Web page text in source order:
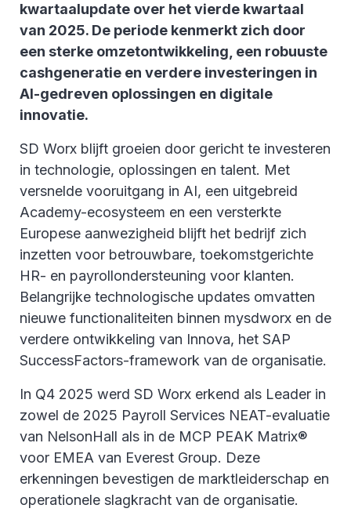
kwartaalupdate over het vierde kwartaal
van 2025. De periode kenmerkt zich door
een sterke omzetontwikkeling, een robuuste
cashgeneratie en verdere investeringen in
AI-gedreven oplossingen en digitale
innovatie.
SD Worx blijft groeien door gericht te investeren
in technologie, oplossingen en talent. Met
versnelde vooruitgang in AI, een uitgebreid
Academy-ecosysteem en een versterkte
Europese aanwezigheid blijft het bedrijf zich
inzetten voor betrouwbare, toekomstgerichte
HR- en payrollondersteuning voor klanten.
Belangrijke technologische updates omvatten
nieuwe functionaliteiten binnen mysdworx en de
verdere ontwikkeling van Innova, het SAP
SuccessFactors-framework van de organisatie.
In Q4 2025 werd SD Worx erkend als Leader in
zowel de 2025 Payroll Services NEAT-evaluatie
van NelsonHall als in de MCP PEAK Matrix®
voor EMEA van Everest Group. Deze
erkenningen bevestigen de marktleiderschap en
operationele slagkracht van de organisatie.